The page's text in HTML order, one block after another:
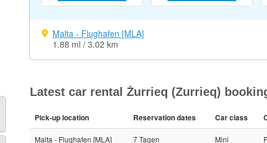
Malta - Flughafen [MLA]
1.88 ml / 3.02 km
Latest car rental Żurrieq (Zurrieq)
Pick-up location Reservation dates Car class
Malta - Flughafen [MLA] 7 Tagen Mini